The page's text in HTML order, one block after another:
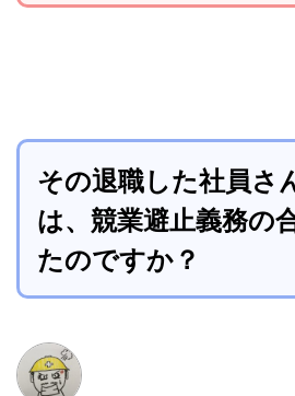
その退職した社員さ
は、競業避止義務の
たのですか？